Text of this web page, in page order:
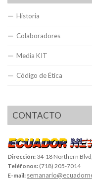
Historia
Colaboradores
Media KIT
Código de Ética
CONTACTO
Dirección: 34-18 Northern
Teléfonos: (718) 205-7014
E-mail: